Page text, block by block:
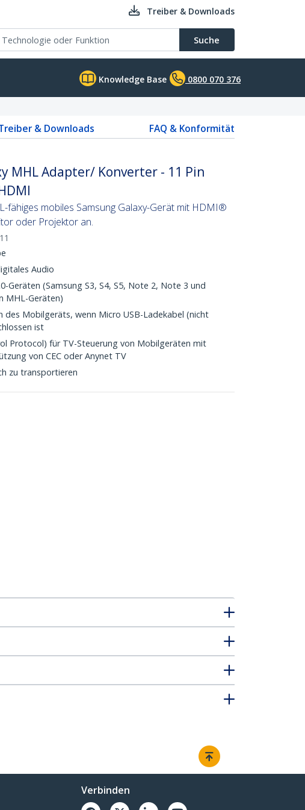
Treiber & Downloads
Suche
Knowledge Base 0800 070 376
& Downloads
FAQ & Konformität
MHL Adapter/ Konverter - 11 Pin
fähiges mobiles Samsung Galaxy-Gerät mit HDMI®
oder Projektor an.
Audio
Geräten (Samsung S3, S4, S5, Note 2, Note 3 und
MHL-Geräten)
des Mobilgeräts, wenn Micro USB-Ladekabel (nicht
ist
Protocol) für TV-Steuerung von Mobilgeräten mit
von CEC oder Anynet TV
zu transportieren
Verbinden